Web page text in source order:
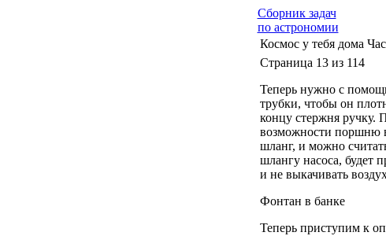
Сборник задач
по астрономии
Космос у тебя дома
Страница 13 из 114
Теперь нужно с
трубки, чтобы он
концу стержня ручку.
возможности поршню
шланг, и можно
шлангу насоса, будет
и не выкачивать
Фонтан в банке
Теперь приступим к